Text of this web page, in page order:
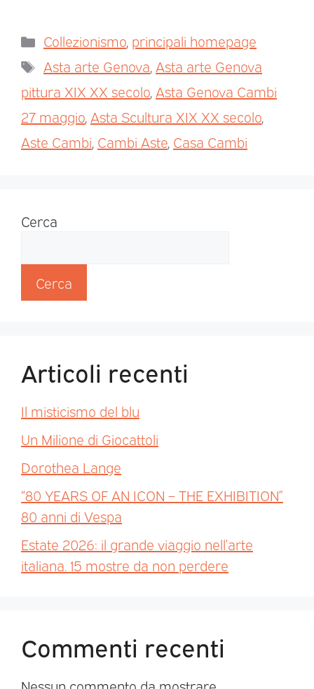
Collezionismo principali homepage
Asta arte Genova Asta arte Genova
pittura XIX XX secolo Asta Genova Cambi
27 maggio Asta Scultura XIX XX secolo
Aste Cambi Cambi Aste Casa Cambi
Cerca
Cerca
Articoli recenti
Il misticismo del blu
Un Milione di Giocattoli
Dorothea Lange
“80 YEARS OF AN ICON – THE EXHIBITION”
80 anni di Vespa
Estate 2026: il grande viaggio nell’arte
italiana. 15 mostre da non perdere
Commenti recenti